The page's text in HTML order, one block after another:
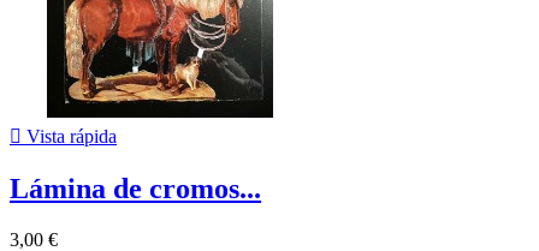
 Vista rápida
Lámina de cromos...
3,00 €